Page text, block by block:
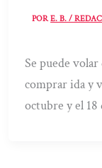
PORE. B. /
Se puede
comprar ida y
octubre y el